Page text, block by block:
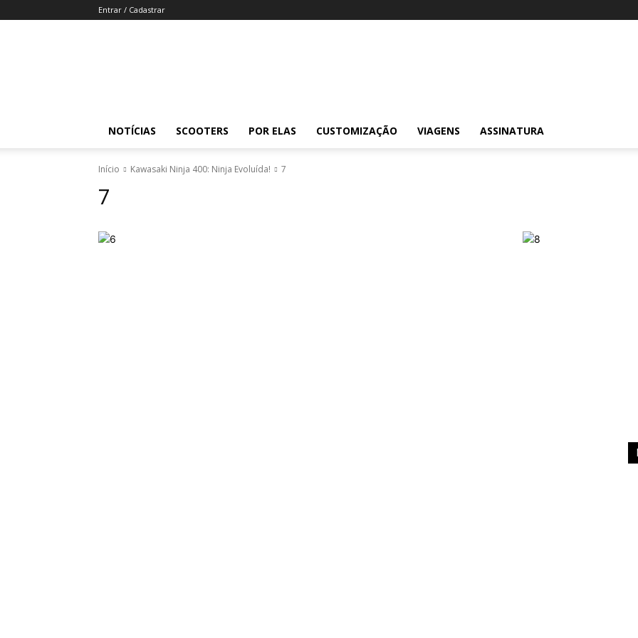
Entrar / Cadastrar
NOTÍCIAS SCOOTERS POR ELAS CUSTOMIZAÇÃO VIAGENS ASSINATURA
Início Kawasaki Ninja 400: Ninja Evoluída! 7
7